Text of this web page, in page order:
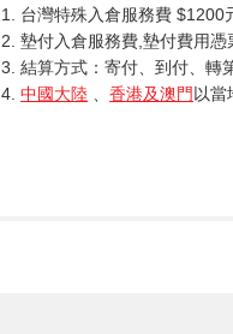
1. 台灣特殊入倉服務費 $1200
2. 墊付入倉服務費,墊付費用憑
3. 結算方式：寄付、到付、轉
4. 中國大陸 香港及澳門以當